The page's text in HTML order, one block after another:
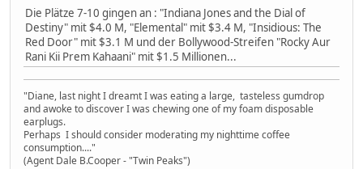
Die Plätze 7-10 gingen an : "Indiana Jones and the Dial of
Destiny" mit $4.0 M, "Elemental" mit $3.4 M, "Insidious: The
Red Door" mit $3.1 M und der Bollywood-Streifen "Rocky Aur
Rani Kii Prem Kahaani" mit $1.5 Millionen...
"Diane, last night I dreamt I was eating a large, tasteless gumdrop
and awoke to discover I was chewing one of my foam disposable
earplugs.
Perhaps I should consider moderating my nighttime coffee
consumption...."
(Agent Dale B.Cooper - "Twin Peaks")